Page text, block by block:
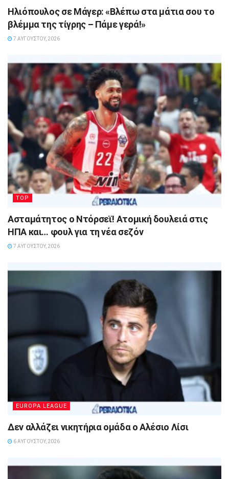
Ηλιόπουλος σε Μάγερ: «Βλέπω στα μάτια σου το
βλέμμα της τίγρης – Πάμε γερά!»
7 ΑΥΓΟΎΣΤΟΥ, 2026
TOP
Ασταμάτητος ο Ντόρσεϊ! Ατομική δουλειά στις
ΗΠΑ και… φουλ για τη νέα σεζόν
7 ΑΥΓΟΎΣΤΟΥ, 2026
EUROPA LEAGUE
Δεν αλλάζει νικητήρια ομάδα ο Αλέσιο Λίσι
6 ΑΥΓΟΎΣΤΟΥ, 2026